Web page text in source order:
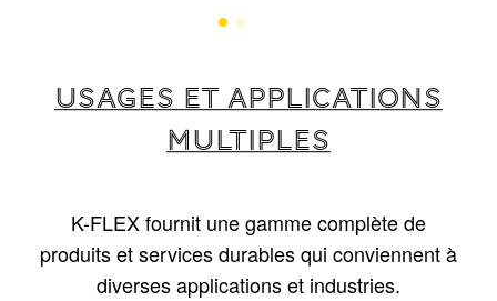
USAGES ET APPLICATIONS
MULTIPLES
K-FLEX fournit une gamme complète de
produits et services durables qui conviennent à
diverses applications et industries.